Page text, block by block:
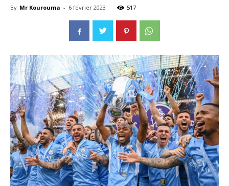
By Mr Kourouma - 6 février 2023 517